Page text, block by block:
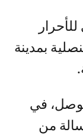
بمدينة
في
من